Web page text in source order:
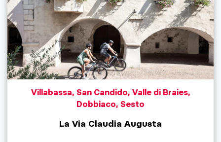
Villabassa, San Candido, Valle di Braies,
Dobbiaco, Sesto
La Via Claudia Augusta